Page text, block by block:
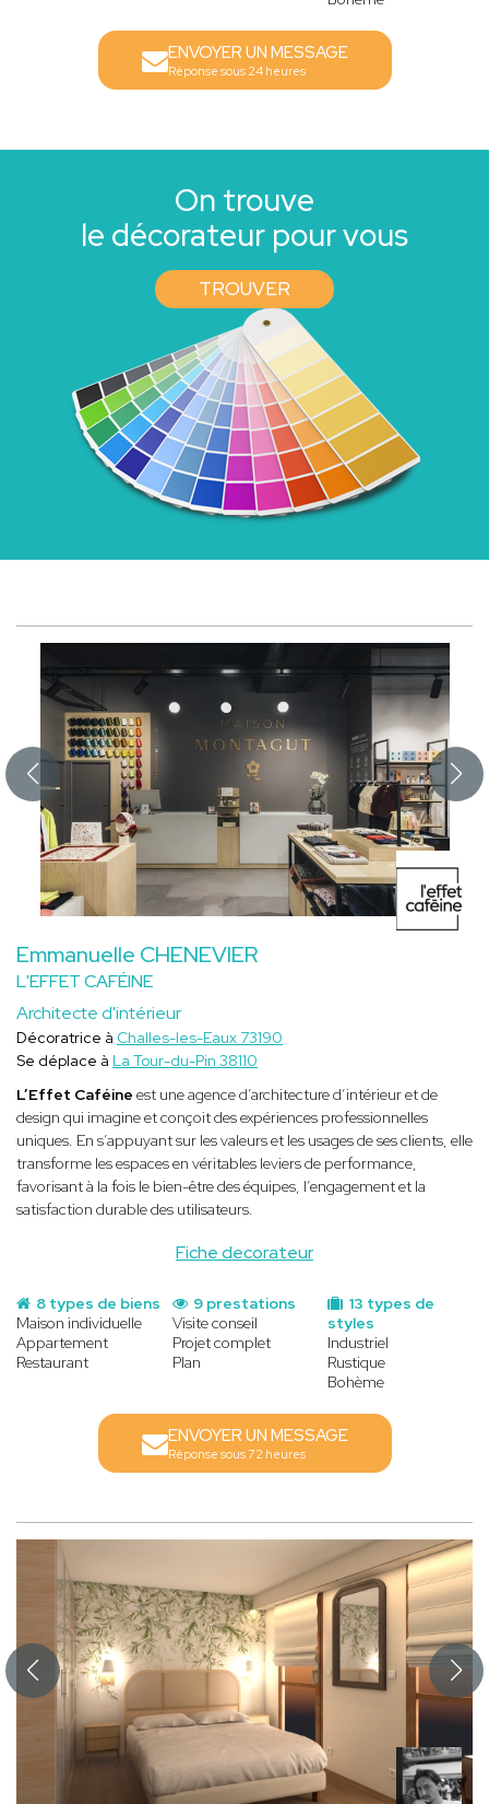
ENVOYER UN MESSAGE
Réponse sous 24 heures
On trouve
le décorateur pour vous
TROUVER
Emmanuelle CHENEVIER
L'EFFET CAFÉINE
Architecte d'intérieur
Fiche decorateur
Décoratrice à Challes-les-Eaux 73190
Se déplace à La Tour-du-Pin 38110
L’Effet Caféine est une agence d’architecture d’intérieur et de
design qui imagine et conçoit des expériences professionnelles
uniques. En s’appuyant sur les valeurs et les usages de ses clients, elle
transforme les espaces en véritables leviers de performance,
favorisant à la fois le bien-être des équipes, l’engagement et la
satisfaction durable des utilisateurs.
8 types de biens
Maison individuelle
Appartement
Restaurant
13 types de
styles
Industriel
Rustique
Bohème
9 prestations
Visite conseil
Projet complet
Plan
ENVOYER UN MESSAGE
Réponse sous 72 heures